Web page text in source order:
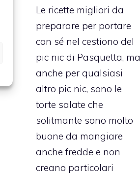
Le ricette migliori da
preparare per portare
con sé nel cestiono del
pic nic di Pasquetta, ma
anche per qualsiasi
altro pic nic, sono le
torte salate che
solitmante sono molto
buone da mangiare
anche fredde e non
creano particolari